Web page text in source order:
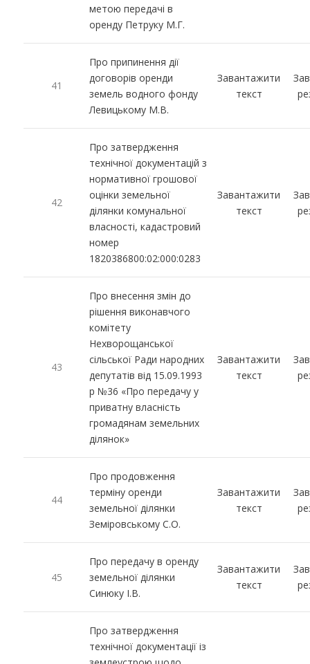
метою передачі в
оренду Петруку М.Г.
41
Про припинення дії
договорів оренди
земель водного фонду
Левицькому М.В.
Завантажити
текст
42
Про затвердження
технічної документацій з
нормативної грошової
оцінки земельної
ділянки комунальної
власності, кадастровий
номер
1820386800:02:000:0283
Завантажити
текст
43
Про внесення змін до
рішення виконавчого
комітету
Нехворощанської
сільської Ради народних
депутатів від 15.09.1993
р №36 «Про передачу у
приватну власність
громадянам земельних
ділянок»
Завантажити
текст
44
Про продовження
терміну оренди
земельної ділянки
Земіровському С.О.
Завантажити
текст
45
Про передачу в оренду
земельної ділянки
Синюку І.В.
Завантажити
текст
Про затвердження
технічної документації із